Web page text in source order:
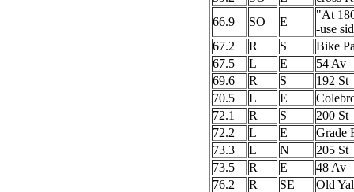
66.9
SO E
"At
-use
67.2
R S
Bike
67.5
L E
54 Av
69.6
R S
192 St
70.5
L E
72.1
R S
200 St
72.2
L E
Grade
73.3
L N
205 St
73.5
R E
48 Av
76.2
R SE
Old